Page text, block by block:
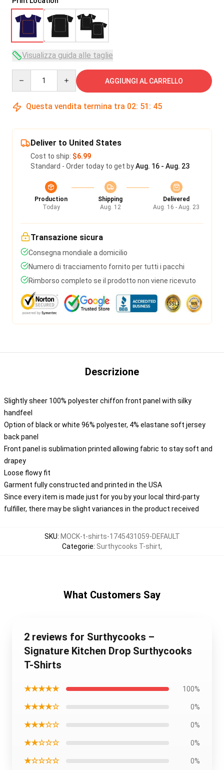
Visualizza guida alle taglie
AGGIUNGI AL CARRELLO
Questa vendita termina tra 02: 51 : 45
Deliver to United States
Cost to ship: $6.99
Standard - Order today to get byAug. 16 - Aug. 23
Production
Today
Shipping
Aug. 12
Delivered
Aug. 16 - Aug. 23
Transazione sicura
Consegna mondiale a domicilio
Numero di tracciamento fornito per tutti i pacchi
Rimborso completo se il prodotto non viene ricevuto
Descrizione
Slightly sheer 100% polyester chiffon front panel with silky
handfeel
Option of black or white 96% polyester, 4% elastane soft jersey
back panel
Front panel is sublimation printed allowing fabric to stay soft and
drapey
Loose flowy fit
Garment fully constructed and printed in the USA
Since every item is made just for you by your local third-party
fulfiller, there may be slight variances in the product received
SKU: MOCK-t-shirts-1745431059-DEFAULT
Categorie: Surthycooks T-shirt,
What Customers Say
2 reviews for Surthycooks –
Signature Kitchen Drop Surthycooks
T-Shirts
★★★★★ 100%
★★★★☆ 0%
★★★☆☆ 0%
★★☆☆☆ 0%
★☆☆☆☆ 0%